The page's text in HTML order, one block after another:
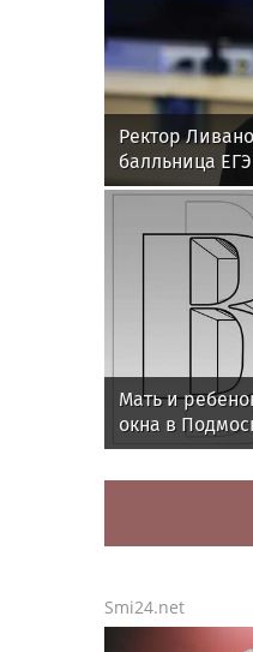
Ректор
балльница
МФТИ
Мать и
окна в
Smi24.net